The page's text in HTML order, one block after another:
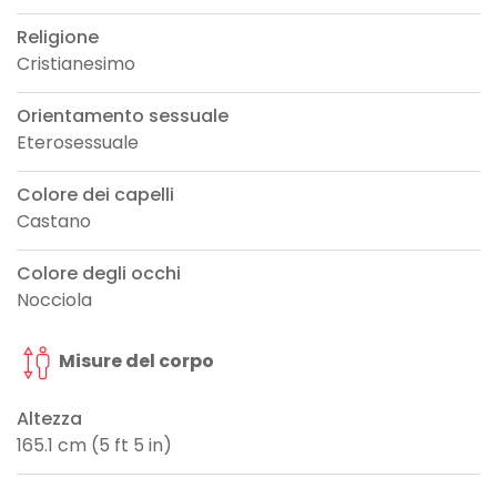
Religione
Cristianesimo
Orientamento sessuale
Eterosessuale
Colore dei capelli
Castano
Colore degli occhi
Nocciola
Misure del corpo
Altezza
165.1 cm (5 ft 5 in)